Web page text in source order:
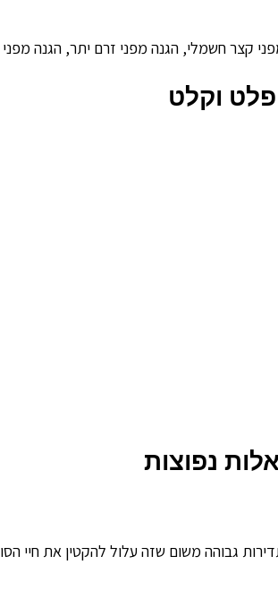
קצר חשמלי, הגנה מפני זרם יתר, הגנה
פלט וקלט
נפוצות
גבוהה משום שזה עלול להקטין את חיי